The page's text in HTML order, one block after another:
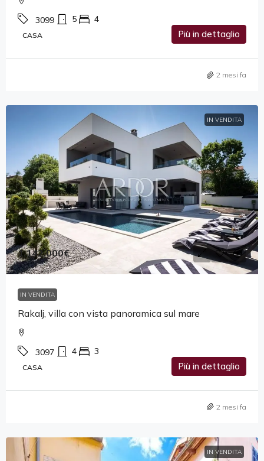
3099 5 4
CASA Più in dettaglio
2 mesi fa
IN VENDITA
1,142,000€
IN VENDITA
Rakalj, villa con vista panoramica sul mare
3097 4 3
CASA Più in dettaglio
2 mesi fa
IN VENDITA